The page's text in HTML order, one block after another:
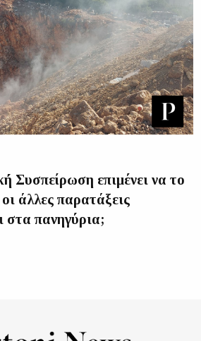
Συσπείρωση επιμένει να το
άλλες παρατάξεις
στα πανηγύρια;